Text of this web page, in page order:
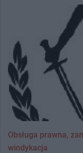
Obsługa prawna,
windykacja